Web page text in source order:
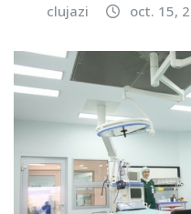
clujazi oct. 15,